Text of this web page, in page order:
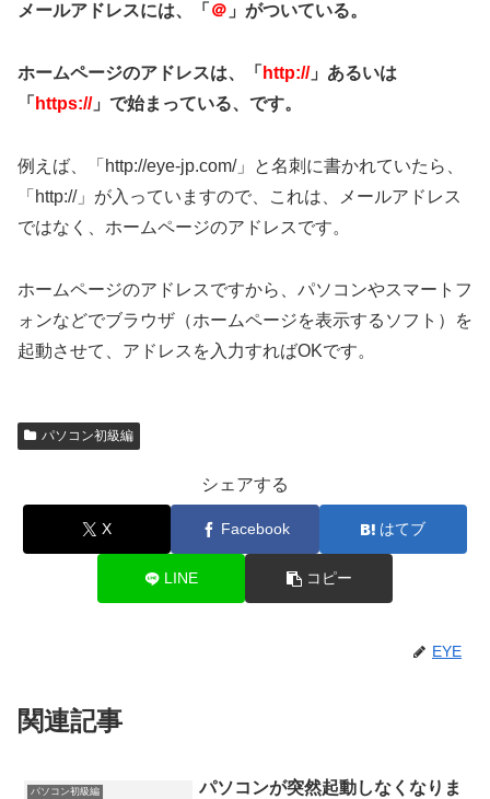
メールアドレスには、「 ＠ 」がついている。
ホームページのアドレスは、「 http://」あるいは
「 https://」で始まっている、です。
例えば、「http://eye-jp.com/」と名刺に書かれていたら、
「http://」が入っていますので、これは、メールアドレス
ではなく、ホームページのアドレスです。
ホームページのアドレスですから、パソコンやスマートフ
ォンなどでブラウザ（ホームページを表示するソフト）を
起動させて、アドレスを入力すればOKです。
パソコン初級編
シェアする
X Facebook はてブ
LINE コピー
EYE
関連記事
パソコン初級編
パソコンが突然起動しなくなりま